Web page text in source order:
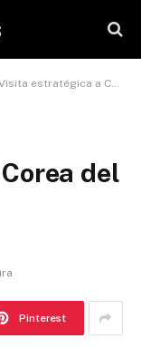
estratégica a Corea del Sur
del
Pinterest